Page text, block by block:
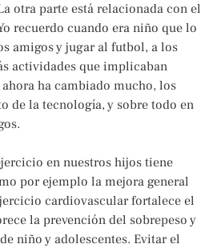
otra parte está relacionada con el
recuerdo cuando era niño que lo
amigos y jugar al futbol, a los
actividades que implicaban
ha cambiado mucho, los
de la tecnología, y sobre todo en
en nuestros hijos tiene
por ejemplo la mejora general
cardiovascular fortalece el
la prevención del sobrepeso y
niño y adolescentes. Evitar el